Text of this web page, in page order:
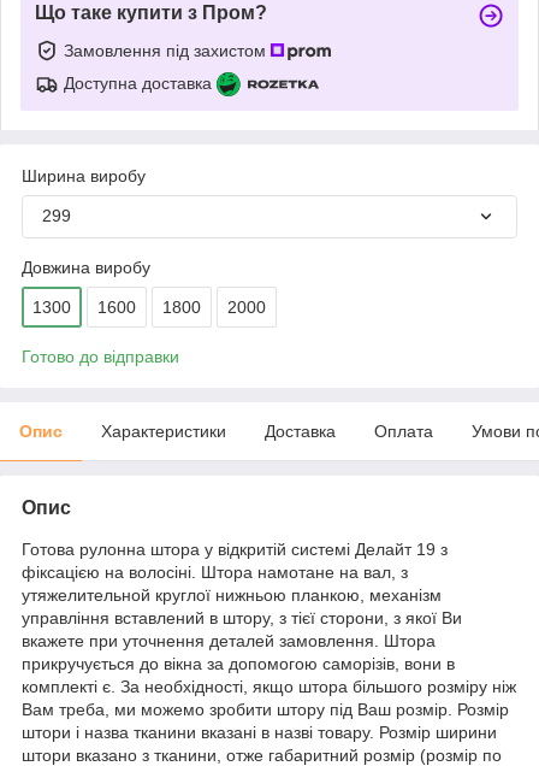
Що таке купити з Пром?
Замовлення під захистом
Доступна доставка
Ширина виробу
299
Довжина виробу
1300 1600 1800 2000
Готово до відправки
Опис Характеристики Доставка Оплата Умови
Опис
Готова рулонна штора у відкритій системі Делайт 19 з
фіксацією на волосіні. Штора намотане на вал, з
утяжелительной круглої нижньою планкою, механізм
управління вставлений в штору, з тієї сторони, з якої Ви
вкажете при уточнення деталей замовлення. Штора
прикручується до вікна за допомогою саморізів, вони в
комплекті є. За необхідності, якщо штора більшого розміру ніж
Вам треба, ми можемо зробити штору під Ваш розмір. Розмір
штори і назва тканини вказані в назві товару. Розмір ширини
штори вказано з тканини, отже габаритний розмір (розмір по